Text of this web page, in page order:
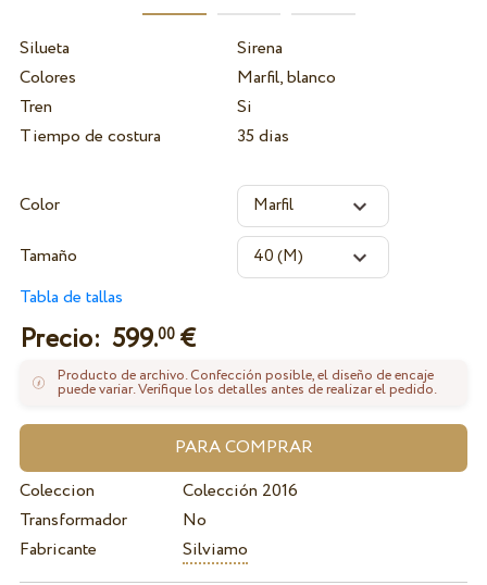
Silueta
Sirena
Colores
Marfil, blanco
Tren
Si
Tiempo de costura
35 dias
Color
Tamaño
Tabla de tallas
Precio: 599.00€
Producto de archivo. Confección posible, el diseño de encaje
puede variar. Verifique los detalles antes de realizar el pedido.
Coleccion
Colección 2016
Transformador
No
Fabricante
Silviamo